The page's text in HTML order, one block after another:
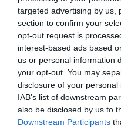
targeted advertising by us,
section to confirm your
opt-out request is
interest-based ads based
us or personal information
your opt-out. You may
disclosure of your
IAB’s list of downstream
also be disclosed by us to
Downstream Participants
Nokia, Ericsson...
son las patentes
Eulogio López